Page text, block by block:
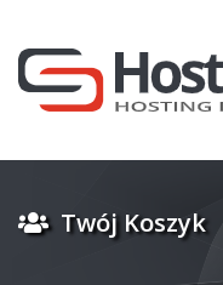
Twój Koszyk